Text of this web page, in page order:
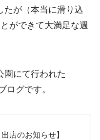
たが（本当に滑り込
ができて大満足な週
園にて行われた
ログです。
出店のお知らせ】